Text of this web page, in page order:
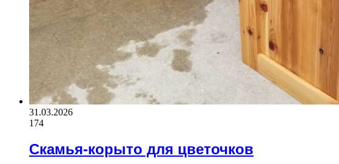
31.03.2026
174
Скамья-корыто для цветочков